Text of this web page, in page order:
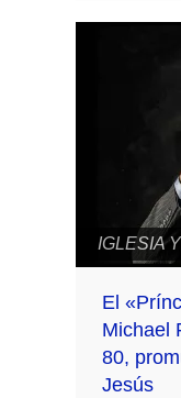
IGLESIA
El
Michael
80,
Jesús